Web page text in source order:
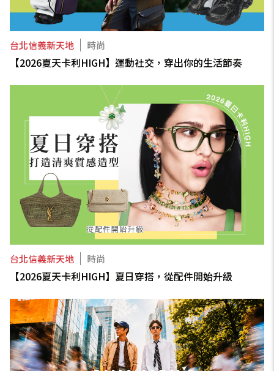
台北信義新天地 時尚
【2026夏天卡利HIGH】運動社交，穿出你的生活節奏
台北信義新天地 時尚
【2026夏天卡利HIGH】夏日穿搭，從配件開始升級